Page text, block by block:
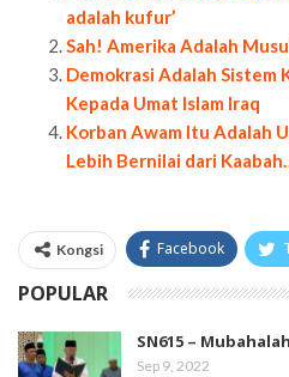
adalah kufur’
Sah! Amerika Adalah
Demokrasi Adalah Sistem
Kepada Umat Islam Iraq
Korban Awam Itu Adalah
Lebih Bernilai dari
Kongsi Facebook
POPULAR
SN615 – Mubahalah
Sep 9, 2022